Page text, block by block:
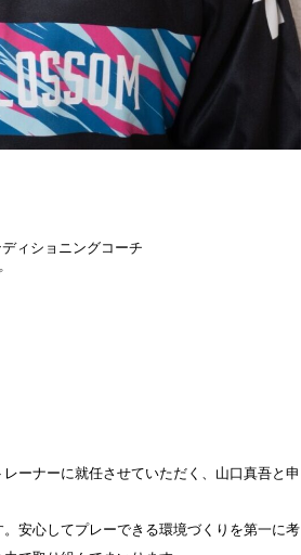
ィショニングコーチ
ーナーに就任させていただく、山口真吾と申
安心してプレーできる環境づくりを第一に考